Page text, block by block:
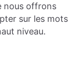
nous offrons
sur les mots
niveau.